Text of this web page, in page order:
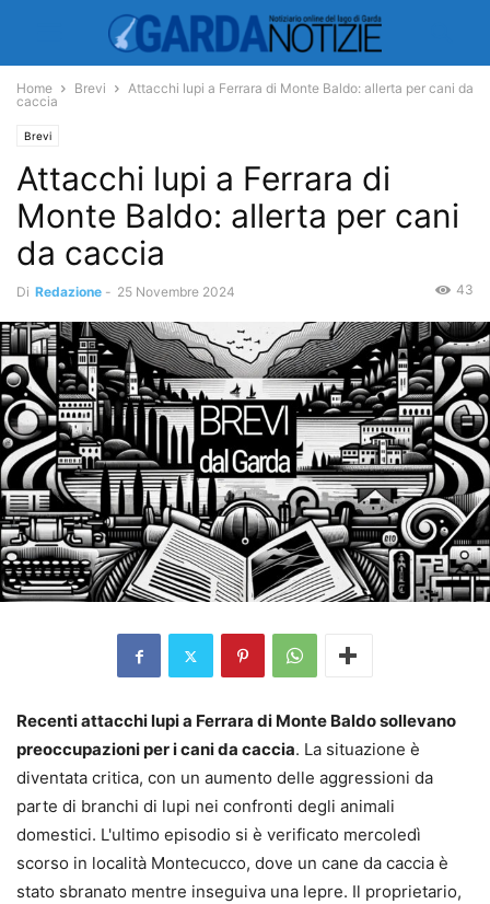
Home Brevi
Attacchi lupi a Ferrara di Monte Baldo: allerta per cani da
caccia
Brevi
Attacchi lupi a Ferrara di
Monte Baldo: allerta per cani
da caccia
Di Redazione - 25 Novembre 2024 43
Recenti attacchi lupi a Ferrara di Monte Baldo sollevano
preoccupazioni per i cani da caccia. La situazione è
diventata critica, con un aumento delle aggressioni da
parte di branchi di lupi nei confronti degli animali
domestici. L'ultimo episodio si è verificato mercoledì
scorso in località Montecucco, dove un cane da caccia è
stato sbranato mentre inseguiva una lepre. Il proprietario,